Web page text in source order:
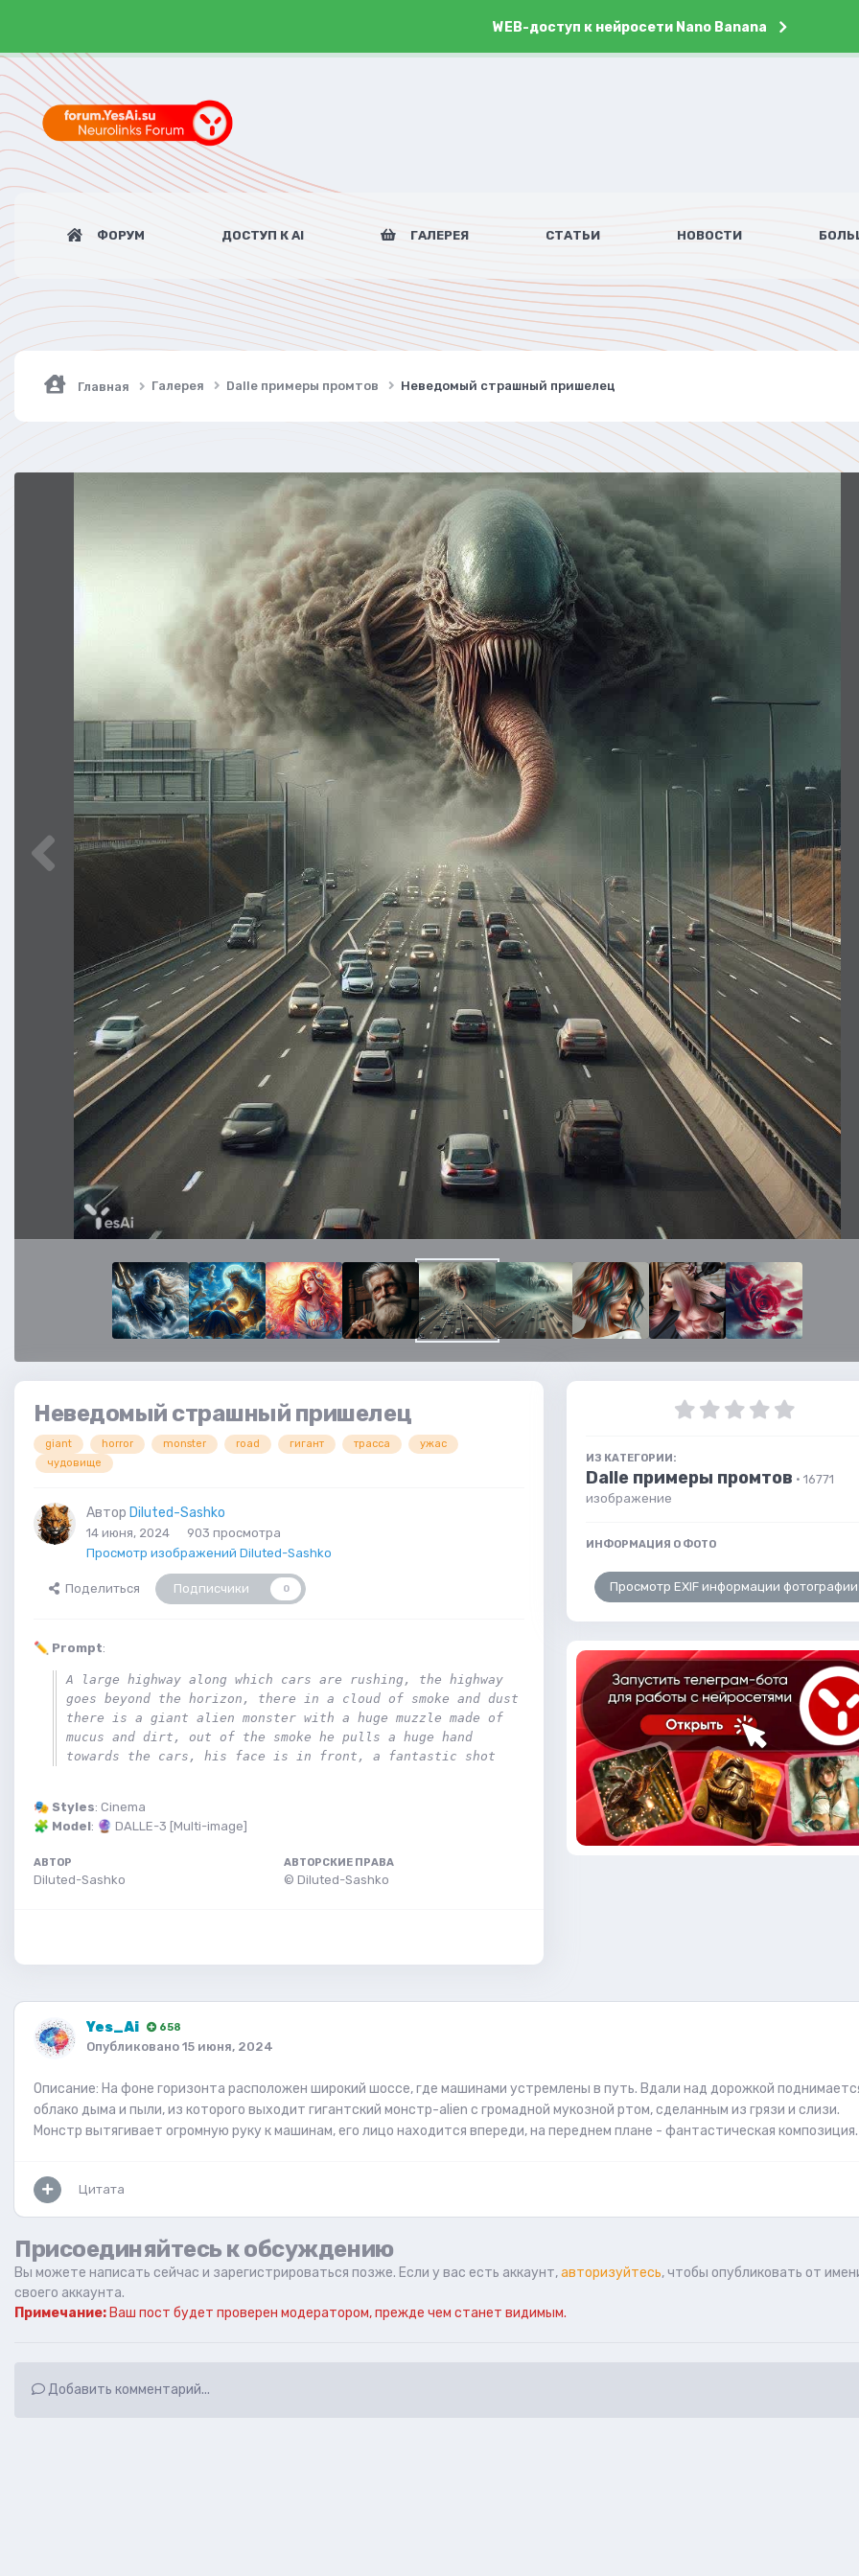
WEB-доступ к нейросети Nano Banana
ФОРУМ ДОСТУП К AI ГАЛЕРЕЯ СТАТЬИ НОВОСТИ
Главная Галерея Dalle примеры промтов Неведомый страшный пришелец
Неведомый страшный пришелец
giant horror monster road гигант трасса
ужас
чудовище
Автор Diluted-Sashko
14 июня, 2024
903 просмотра
Просмотр изображений Diluted-Sashko
Поделиться Подписчики 0
✏️ Prompt:
A large highway along which cars are rushing, the highway
goes beyond the horizon, there in a cloud of smoke and dust
there is a giant alien monster with a huge muzzle made of
mucus and dirt, out of the smoke he pulls a huge hand
towards the cars, his face is in front, a fantastic shot
🎭 Styles: Cinema
🧩 Model: 🔮 DALLE-3 [Multi-image]
АВТОР
Diluted-Sashko
АВТОРСКИЕ ПРАВА
© Diluted-Sashko
ИЗ КАТЕГОРИИ:
Dalle примеры промтов · 16771
изображение
ИНФОРМАЦИЯ О ФОТО
Просмотр EXIF информации фотографии
Yes_Ai 658
Опубликовано 15 июня, 2024
Описание: На фоне горизонта расположен широкий шоссе, где машинами устремлены в путь. Вдали над дорожкой
облако дыма и пыли, из которого выходит гигантский монстр-alien с громадной мукозной ртом, сделанным из грязи и слизи.
Монстр вытягивает огромную руку к машинам, его лицо находится впереди, на переднем плане - фантастическая композиция.
Цитата
Присоединяйтесь к обсуждению
Вы можете написать сейчас и зарегистрироваться позже. Если у вас есть аккаунт,авторизуйтесь, чтобы опубликовать от
своего аккаунта.
Примечание: Ваш пост будет проверен модератором, прежде чем станет видимым.
Добавить комментарий...